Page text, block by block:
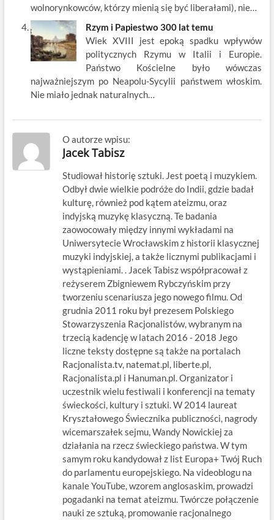
wolnorynkowców, którzy mienią się być liberałami), nie…
Rzym i Papiestwo 300 lat temu
Wiek XVIII jest epoką spadku wpływów
politycznych Rzymu w Italii i Europie.
Państwo Kościelne było wówczas
najważniejszym po Neapolu-Sycylii państwem włoskim.
Nie miało jednak naturalnych…
O autorze wpisu:
Jacek Tabisz
Studiował historię sztuki. Jest poetą i muzykiem.
Odbył dwie wielkie podróże do Indii, gdzie badał
kulturę, również pod kątem ateizmu, oraz
indyjską muzykę klasyczną. Te badania
zaowocowały między innymi wykładami na
Uniwersytecie Wrocławskim z historii klasycznej
muzyki indyjskiej, a także licznymi publikacjami i
wystąpieniami. . Jacek Tabisz współpracował z
reżyserem Zbigniewem Rybczyńskim przy
tworzeniu scenariusza jego nowego filmu. Od
grudnia 2011 roku był prezesem Polskiego
Stowarzyszenia Racjonalistów, wybranym na
trzecią kadencję w latach 2016 - 2018 Jego
liczne teksty dostępne są także na portalach
Racjonalista.tv, natemat.pl, liberte.pl,
Racjonalista.pl i Hanuman.pl. Organizator i
uczestnik wielu festiwali i konferencji na tematy
świeckości, kultury i sztuki. W 2014 laureat
Kryształowego Świecznika publiczności, nagrody
wicemarszałek sejmu, Wandy Nowickiej za
działania na rzecz świeckiego państwa. W tym
samym roku kandydował z list Europa+ Twój Ruch
do parlamentu europejskiego. Na videoblogu na
kanale YouTube, wzorem anglosaskim, prowadzi
pogadanki na temat ateizmu. Twórcze połączenie
nauki ze sztuką, promowanie racjonalnego